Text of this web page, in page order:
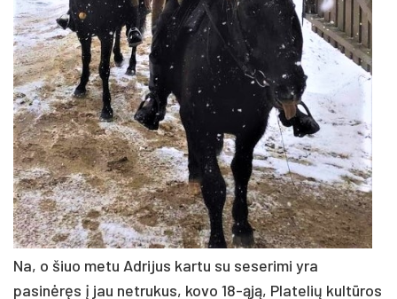
Na, o šiuo metu Adrijus kartu su seserimi yra
pasinėręs į jau netrukus, kovo 18-ąją, Platelių kultūros